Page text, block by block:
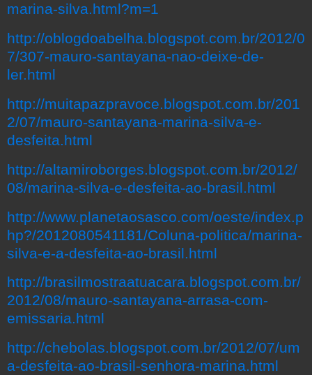
marina-silva.html?m=1
http://oblogdoabelha.blogspot.com.br/2012/0
7/307-mauro-santayana-nao-deixe-de-
ler.html
http://muitapazpravoce.blogspot.com.br/201
2/07/mauro-santayana-marina-silva-e-
desfeita.html
http://altamiroborges.blogspot.com.br/2012/
08/marina-silva-e-desfeita-ao-brasil.html
http://www.planetaosasco.com/oeste/index.p
hp?/2012080541181/Coluna-politica/marina-
silva-e-a-desfeita-ao-brasil.html
http://brasilmostraatuacara.blogspot.com.br/
2012/08/mauro-santayana-arrasa-com-
emissaria.html
http://chebolas.blogspot.com.br/2012/07/um
a-desfeita-ao-brasil-senhora-marina.html